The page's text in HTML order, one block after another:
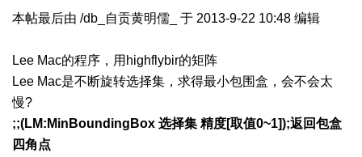
本帖最后由 /db_自贡黄明儒_ 于 2013-9-22 10:48 编辑
Lee Mac的程序，用highflybir的矩阵
Lee Mac是不断旋转选择集，求得最小包围盒，会不会太
慢?
;;(LM:MinBoundingBox 选择集 精度[取值0~1]);返回包盒
四角点